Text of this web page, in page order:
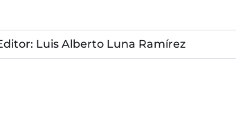
Luis Alberto Luna Ramírez